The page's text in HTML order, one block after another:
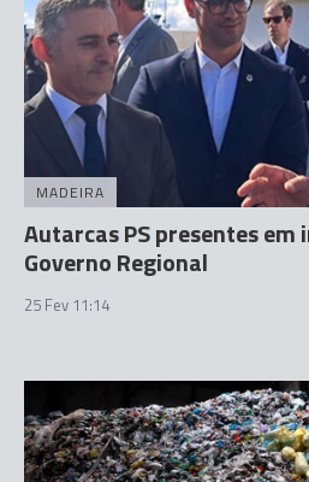
MADEIRA
Autarcas PS presentes em
Governo Regional
25 Fev 11:14